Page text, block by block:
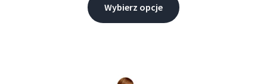
Wybierz opcje